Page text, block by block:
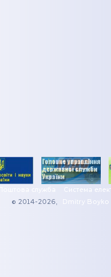
Поштова служба
Система
© 2014-2026,
Dmitry Boyko